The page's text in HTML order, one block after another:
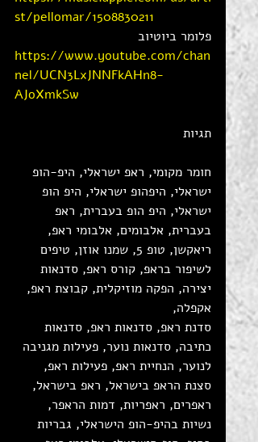
st/pellomar/1508830211
פלומר ביוטיוב
https://www.youtube.com/chan
nel/UCN3LxJNNFkAHn8-
AJoXmkSw
תגיות
חומר מקומי, ראפ ישראלי, היפ-הופ
ישראלי, היפהופ ישראלי, היפ הופ
ישראלי, היפ הופ בעברית, ראפ
בעברית, אלבומים, אלבומי ראפ,
ריאקשן, טופ 5, שמנו אוזן, טיפים
לשיפור בראפ, קורס ראפ, סדנאות
יצירה, הפקה מוזיקלית, קבוצת ראפ,
אקפלה,
סדנת ראפ, סדנאות ראפ, סדנאות
כתיבה, סדנאות נוער, פעילות מגניבה
לנוער, הנחיית ראפ, פעילות ראפ,
סצנת הראפ בישראל, ראפ בישראל,
ראפרים, ראפריות, דמות הראפר,
נשיות בהיפ-הופ הישראלי, גבריות